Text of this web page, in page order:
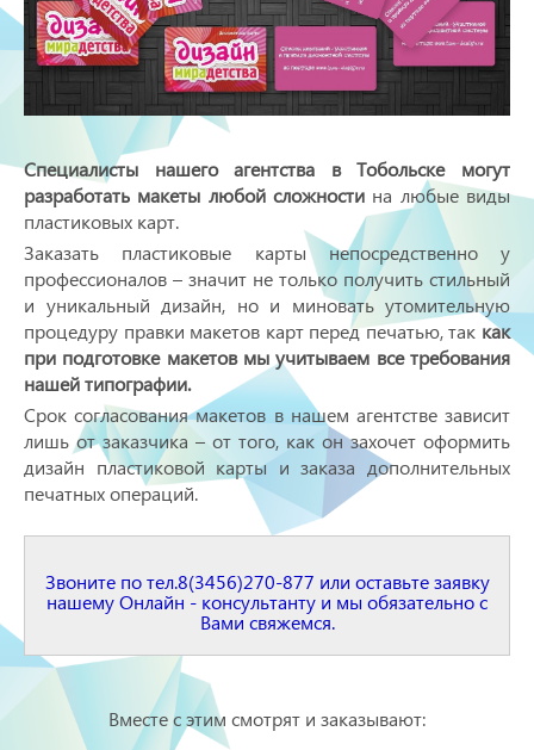
Специалисты нашего агентства в Тобольске могут
разработать макеты любой сложности на любые виды
пластиковых карт.
Заказать пластиковые карты непосредственно у
профессионалов – значит не только получить стильный
и уникальный дизайн, но и миновать утомительную
процедуру правки макетов карт перед печатью, так как
при подготовке макетов мы учитываем все требования
нашей типографии.
Срок согласования макетов в нашем агентстве зависит
лишь от заказчика – от того, как он захочет оформить
дизайн пластиковой карты и заказа дополнительных
печатных операций.
Звоните по тел.8(3456)270-877 или оставьте заявку
нашему Онлайн - консультанту и мы обязательно с
Вами свяжемся.
Вместе с этим смотрят и заказывают: